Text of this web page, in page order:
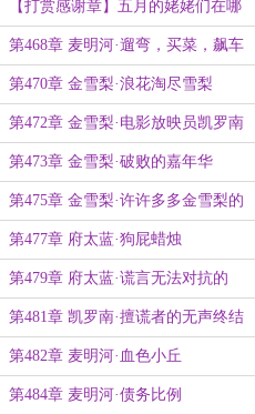
【打赏感谢章】五月的姥姥们在哪
里
第468章 麦明河·遛弯，买菜，飙车
第470章 金雪梨·浪花淘尽雪梨
第472章 金雪梨·电影放映员凯罗南
第473章 金雪梨·破败的嘉年华
第475章 金雪梨·许许多多金雪梨的
工作汇总
第477章 府太蓝·狗屁蜡烛
第479章 府太蓝·谎言无法对抗的
第481章 凯罗南·擅谎者的无声终结
第482章 麦明河·血色小丘
第484章 麦明河·债务比例